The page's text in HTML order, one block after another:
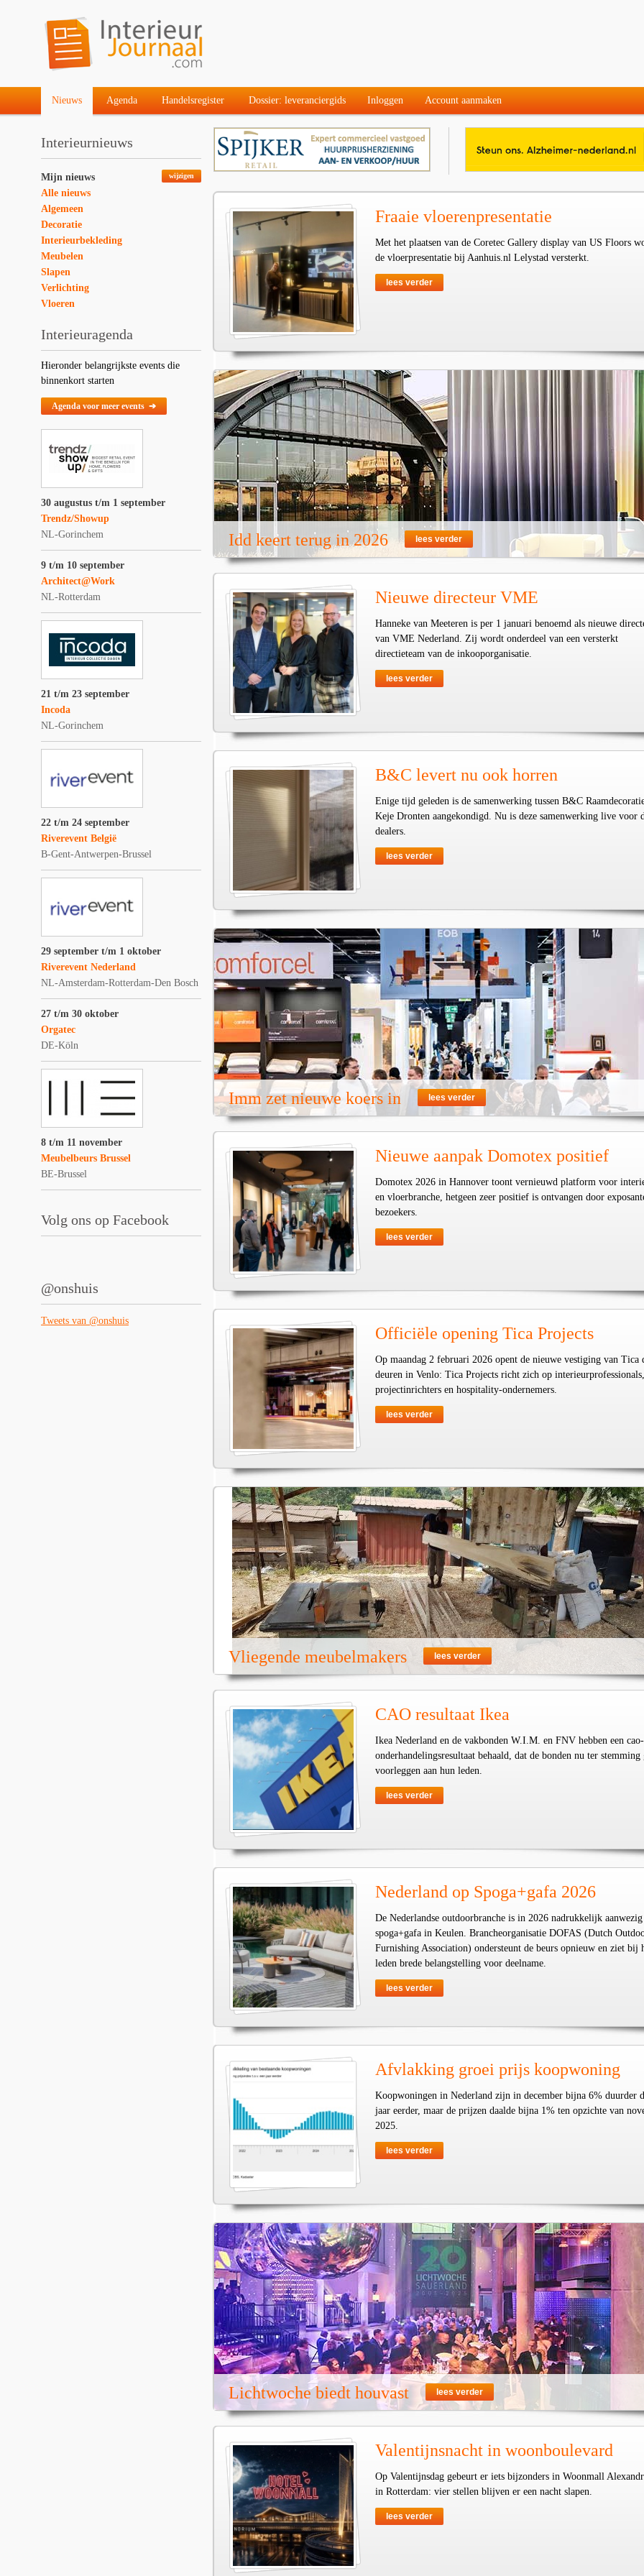
Nieuws Agenda Handelsregister Dossier: leveranciergids Inloggen Account aanmaken
Interieurnieuws
wijzigen
Mijn nieuws
Alle nieuws
Algemeen
Decoratie
Interieurbekleding
Meubelen
Slapen
Verlichting
Vloeren
Interieuragenda
Hieronder belangrijkste events die
binnenkort starten
Agenda voor meer events ➔
30 augustus t/m 1 september
Trendz/Showup
NL-Gorinchem
9 t/m 10 september
Architect@Work
NL-Rotterdam
21 t/m 23 september
Incoda
NL-Gorinchem
22 t/m 24 september
Riverevent België
B-Gent-Antwerpen-Brussel
29 september t/m 1 oktober
Riverevent Nederland
NL-Amsterdam-Rotterdam-Den Bosch
27 t/m 30 oktober
Orgatec
DE-Köln
8 t/m 11 november
Meubelbeurs Brussel
BE-Brussel
Volg ons op Facebook
@onshuis
Tweets van @onshuis
Fraaie vloerenpresentatie
Met het plaatsen van de Coretec Gallery display van US Floors
de vloerpresentatie bij Aanhuis.nl Lelystad versterkt.
lees verder
Idd keert terug in 2026 lees verder
Nieuwe directeur VME
Hanneke van Meeteren is per 1 januari benoemd als nieuwe
van VME Nederland. Zij wordt onderdeel van een versterkt
directieteam van de inkooporganisatie.
lees verder
B&C levert nu ook horren
Enige tijd geleden is de samenwerking tussen B&C
Keje Dronten aangekondigd. Nu is deze samenwerking live voor
dealers.
lees verder
Imm zet nieuwe koers in lees verder
Nieuwe aanpak Domotex positief
Domotex 2026 in Hannover toont vernieuwd platform voor
en vloerbranche, hetgeen zeer positief is ontvangen door
bezoekers.
lees verder
Officiële opening Tica Projects
Op maandag 2 februari 2026 opent de nieuwe vestiging van Tica
deuren in Venlo: Tica Projects richt zich op interieurprofessionals,
projectinrichters en hospitality-ondernemers.
lees verder
Vliegende meubelmakers lees verder
CAO resultaat Ikea
Ikea Nederland en de vakbonden W.I.M. en FNV hebben een cao-
onderhandelingsresultaat behaald, dat de bonden nu ter stemming
voorleggen aan hun leden.
lees verder
Nederland op Spoga+gafa 2026
De Nederlandse outdoorbranche is in 2026 nadrukkelijk
spoga+gafa in Keulen. Brancheorganisatie DOFAS (Dutch
Furnishing Association) ondersteunt de beurs opnieuw en ziet bij
leden brede belangstelling voor deelname.
lees verder
Afvlakking groei prijs koopwoning
Koopwoningen in Nederland zijn in december bijna 6% duurder
jaar eerder, maar de prijzen daalde bijna 1% ten opzichte van
2025.
lees verder
Lichtwoche biedt houvast lees verder
Valentijnsnacht in woonboulevard
Op Valentijnsdag gebeurt er iets bijzonders in Woonmall
in Rotterdam: vier stellen blijven er een nacht slapen.
lees verder